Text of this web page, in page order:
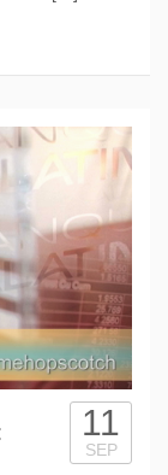
11
SEP